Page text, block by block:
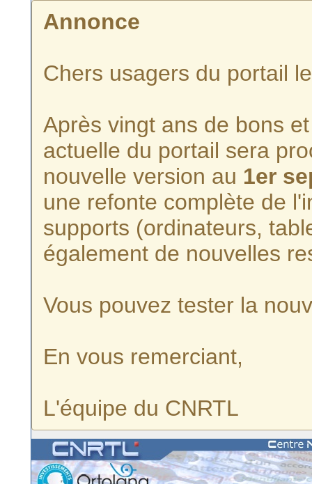
Annonce
Chers usagers du portail
Après vingt ans de bons
actuelle du portail sera
nouvelle version au 1er
une refonte complète de
supports (ordinateurs,
également de nouvelles
Vous pouvez tester la
En vous remerciant,
L'équipe du CNRTL